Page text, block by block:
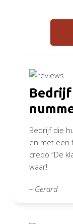
Bedrijf die
en met een
credo “De
waar!
– Gerard